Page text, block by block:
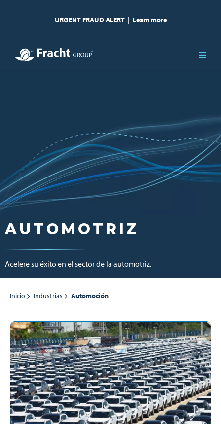
URGENT FRAUD ALERT | Learn more
AUTOMOTRIZ
Acelere su éxito en el sector de la automotriz.
Inicio Industrias Automoción